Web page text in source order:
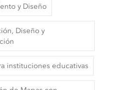
y Diseño
Diseño y
instituciones educativas